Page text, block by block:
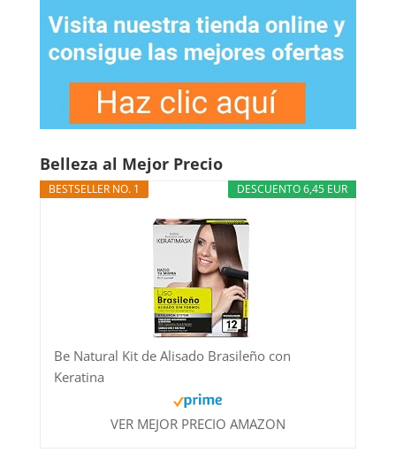
Belleza al Mejor Precio
DESCUENTO 6,45 EUR
BESTSELLER NO. 1
Be Natural Kit de Alisado Brasileño con
Keratina
VER MEJOR PRECIO AMAZON